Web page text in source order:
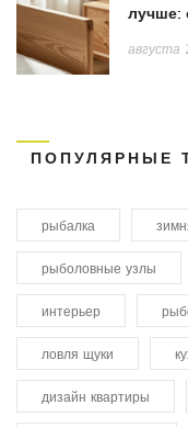
лучше:
августа
ПОПУЛЯРНЫЕ
рыбалка
рыболовные узлы
интерьер
ловля щуки
дизайн квартиры